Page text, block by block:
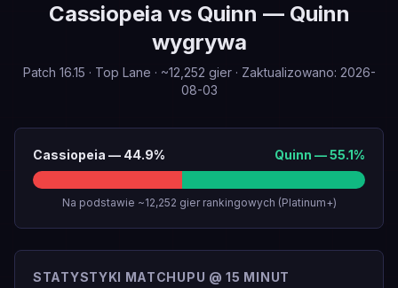
Cassiopeia vs Quinn — Quinn
wygrywa
Patch 16.15 · Top Lane · ~12,252 gier· Zaktualizowano: 2026-
08-03
Cassiopeia — 44.9% Quinn —55.1%
Na podstawie ~12,252 gier rankingowych (Platinum+)
STATYSTYKI MATCHUPU @ 15 MINUT